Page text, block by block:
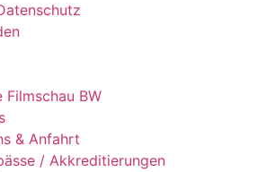
Filmschau BW
& Anfahrt
/ Akkreditierungen